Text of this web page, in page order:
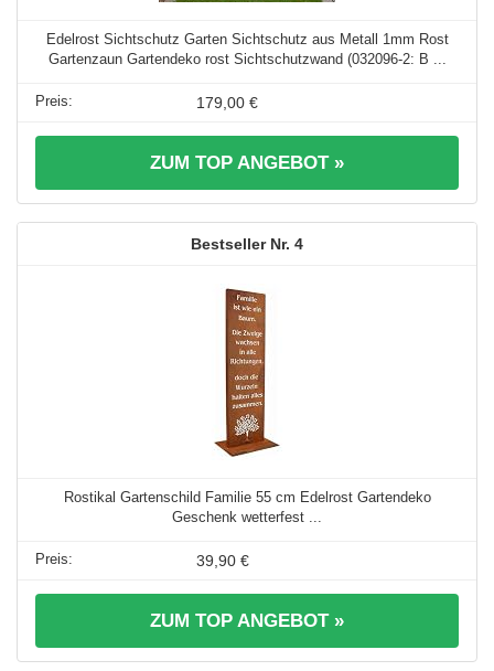
Edelrost Sichtschutz Garten Sichtschutz aus Metall 1mm Rost
Gartenzaun Gartendeko rost Sichtschutzwand (032096-2: B ...
179,00 €
ZUM TOP ANGEBOT »
4
Rostikal Gartenschild Familie 55 cm Edelrost Gartendeko
Geschenk wetterfest ...
39,90 €
ZUM TOP ANGEBOT »